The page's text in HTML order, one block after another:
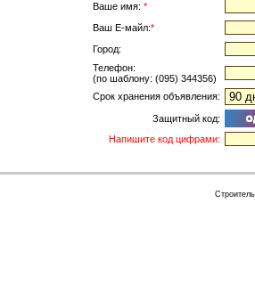
Ваше имя: *
Ваш Е-майл:*
Город:
Телефон:
(по шаблону: (095) 344356)
Срок хранения объявления:
Защитный код:
Напишите код цифрами: